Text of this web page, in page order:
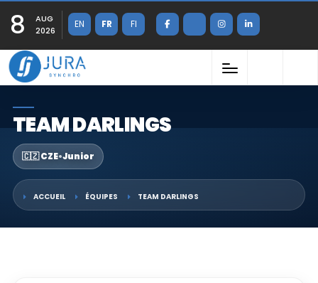
8
AUG
2026
EN FR FI
TEAM DARLINGS
🇨🇿 CZE•Junior
ACCUEIL ÉQUIPES TEAM DARLINGS